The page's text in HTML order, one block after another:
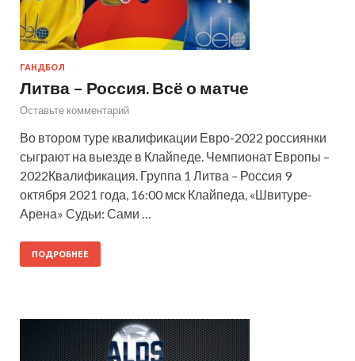
ГАНДБОЛ
Литва – Россия. Всё о матче
Оставьте комментарий
Во втором туре квалификации Евро-2022 россиянки
сыграют на выезде в Клайпеде. Чемпионат Европы –
2022Квалификация. Группа 1 Литва – Россия 9
октября 2021 года, 16:00 мск Клайпеда, «Швитуре-
Арена» Судьи: Сами …
ПОДРОБНЕЕ